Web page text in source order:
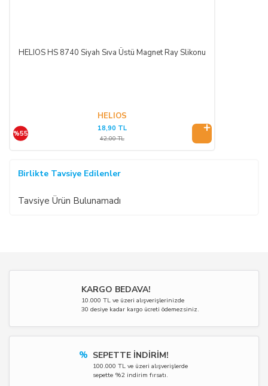
HELIOS HS 8740 Siyah Sıva Üstü Magnet Ray Slikonu
HELIOS
%55
18,90 TL
42,00 TL
Birlikte Tavsiye Edilenler
Tavsiye Ürün Bulunamadı
KARGO BEDAVA!
10.000 TL ve üzeri alışverişlerinizde
30 desiye kadar kargo ücreti ödemezsiniz.
% SEPETTE İNDİRİM!
100.000 TL ve üzeri alışverişlerde
sepette %2 indirim fırsatı.